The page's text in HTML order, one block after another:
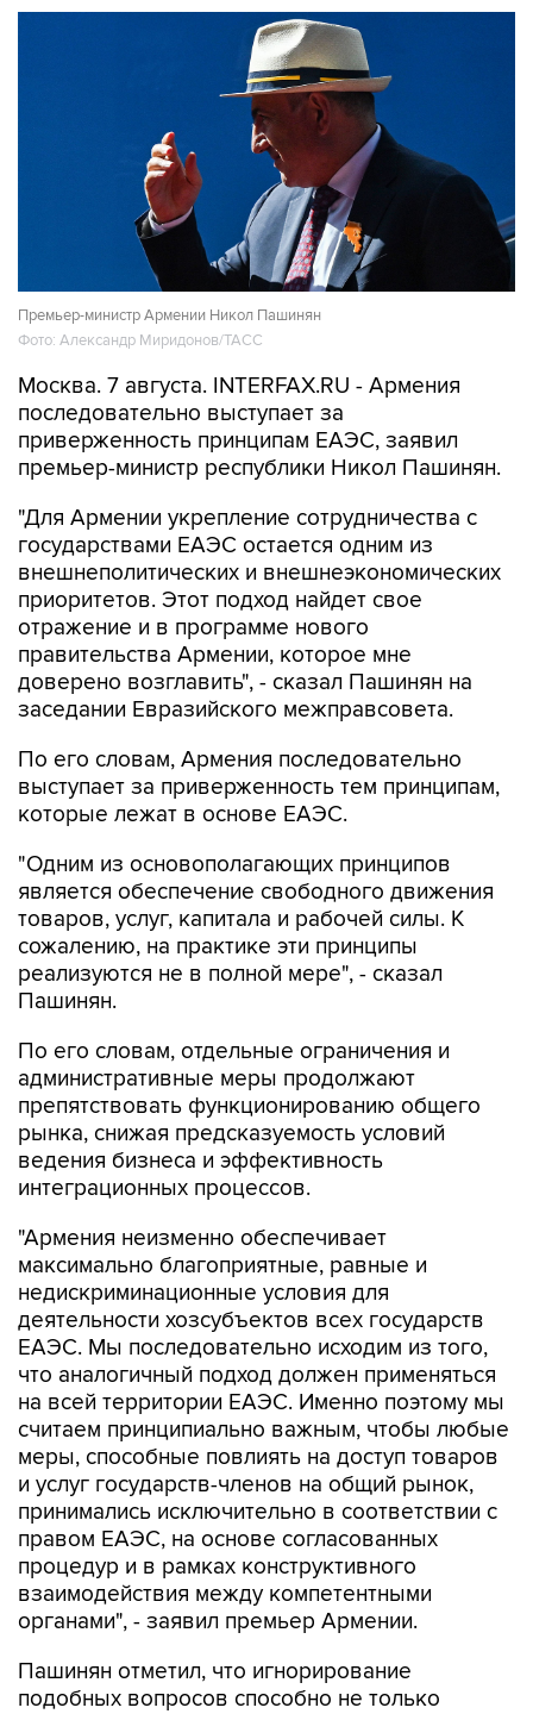
Премьер-министр Армении Никол Пашинян
Фото: Александр Миридонов/ТАСС
Москва. 7 августа. INTERFAX.RU - Армения
последовательно выступает за
приверженность принципам ЕАЭС, заявил
премьер-министр республики Никол Пашинян.
"Для Армении укрепление сотрудничества с
государствами ЕАЭС остается одним из
внешнеполитических и внешнеэкономических
приоритетов. Этот подход найдет свое
отражение и в программе нового
правительства Армении, которое мне
доверено возглавить", - сказал Пашинян на
заседании Евразийского межправсовета.
По его словам, Армения последовательно
выступает за приверженность тем принципам,
которые лежат в основе ЕАЭС.
"Одним из основополагающих принципов
является обеспечение свободного движения
товаров, услуг, капитала и рабочей силы. К
сожалению, на практике эти принципы
реализуются не в полной мере", - сказал
Пашинян.
По его словам, отдельные ограничения и
административные меры продолжают
препятствовать функционированию общего
рынка, снижая предсказуемость условий
ведения бизнеса и эффективность
интеграционных процессов.
"Армения неизменно обеспечивает
максимально благоприятные, равные и
недискриминационные условия для
деятельности хозсубъектов всех государств
ЕАЭС. Мы последовательно исходим из того,
что аналогичный подход должен применяться
на всей территории ЕАЭС. Именно поэтому мы
считаем принципиально важным, чтобы любые
меры, способные повлиять на доступ товаров
и услуг государств-членов на общий рынок,
принимались исключительно в соответствии с
правом ЕАЭС, на основе согласованных
процедур и в рамках конструктивного
взаимодействия между компетентными
органами", - заявил премьер Армении.
Пашинян отметил, что игнорирование
подобных вопросов способно не только